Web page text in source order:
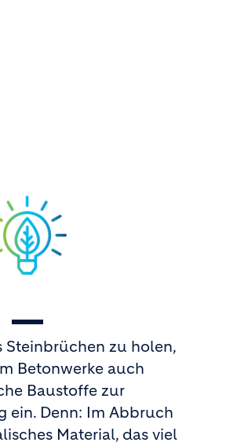
Steinbrüchen zu holen,
Betonwerke auch
Baustoffe zur
ein. Denn: Im Abbruch
Material, das viel